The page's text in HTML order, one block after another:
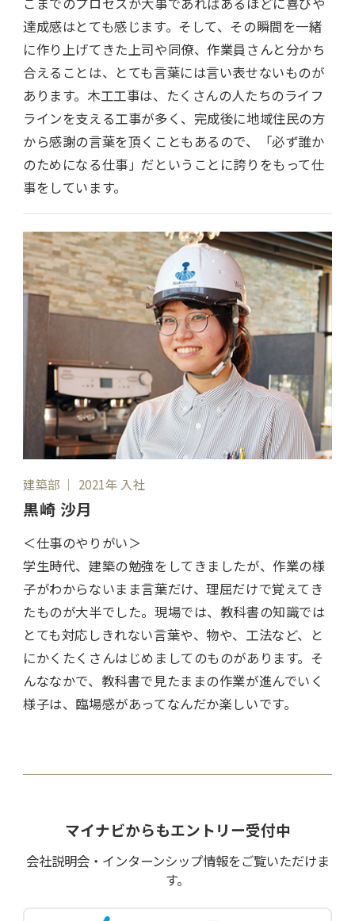
達成感はとても感じます。そして、その瞬間を一緒
に作り上げてきた上司や同僚、作業員さんと分かち
合えることは、とても言葉には言い表せないものが
あります。木工工事は、たくさんの人たちのライフ
ラインを支える工事が多く、完成後に地域住民の方
から感謝の言葉を頂くこともあるので、「必ず誰か
のためになる仕事」だということに誇りをもって仕
事をしています。
建築部 ｜ 2021年 入社
黒崎 沙月
＜仕事のやりがい＞
学生時代、建築の勉強をしてきましたが、作業の様
子がわからないまま言葉だけ、理屈だけで覚えてき
たものが大半でした。現場では、教科書の知識では
とても対応しきれない言葉や、物や、工法など、と
にかくたくさんはじめましてのものがあります。そ
んななかで、教科書で見たままの作業が進んでいく
様子は、臨場感があってなんだか楽しいです。
マイナビからもエントリー受付中
会社説明会・インターンシップ情報をご覧いただけま
す。